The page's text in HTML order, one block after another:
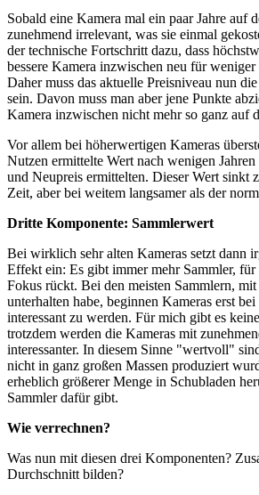
Sobald eine Kamera mal ein paar Jahre auf
zunehmend irrelevant, was sie einmal
der technische Fortschritt dazu, dass
bessere Kamera inzwischen neu für
Daher muss das aktuelle Preisniveau nun
sein. Davon muss man aber jene Punkte
Kamera inzwischen nicht mehr so ganz auf
Vor allem bei höherwertigen Kameras
Nutzen ermittelte Wert nach wenigen
und Neupreis ermittelten. Dieser Wert sinkt
Zeit, aber bei weitem langsamer als der
Dritte Komponente: Sammlerwert
Bei wirklich sehr alten Kameras setzt dann
Effekt ein: Es gibt immer mehr Sammler,
Fokus rückt. Bei den meisten Sammlern,
unterhalten habe, beginnen Kameras erst
interessant zu werden. Für mich gibt es
trotzdem werden die Kameras mit
interessanter. In diesem Sinne "wertvoll"
nicht in ganz großen Massen produziert
erheblich größerer Menge in Schubladen
Sammler dafür gibt.
Wie verrechnen?
Was nun mit diesen drei Komponenten?
Durchschnitt bilden?